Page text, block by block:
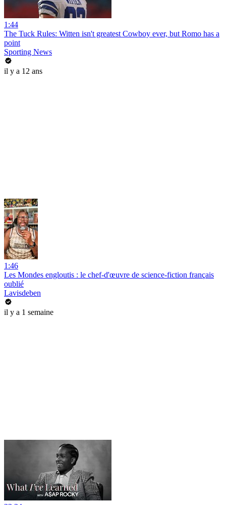
1:44
The Tuck Rules: Witten isn't greatest Cowboy ever, but Romo has a
point
Sporting News
il y a 12 ans
1:46
Les Mondes engloutis : le chef-d'œuvre de science-fiction français
oublié
Lavisdeben
il y a 1 semaine